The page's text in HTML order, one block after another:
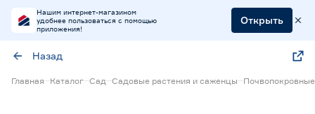
Нашим интернет-магазином
удобнее пользоваться с помощью
приложения!
Открыть
Назад
Главная Каталог Сад Садовые растения и саженцы